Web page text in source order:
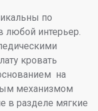
по
любой интерьер.
кровать
на
механизмом
в разделе мягкие